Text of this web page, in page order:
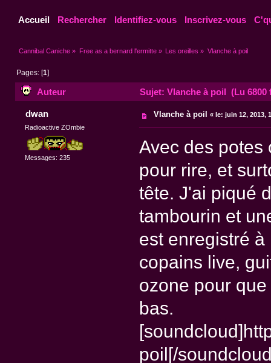
Accueil Rechercher Identifiez-vous Inscrivez-vous
Cannibal Caniche » Free as a bernard l'ermitte» Les oreilles » Vlanche à poil
Pages: [1]
Auteur Sujet: Vlanche à poil (Lu 6800
dwan
Radioactive ZOmbie
Messages: 235
Vlanche à poil «le: juin 12, 2013,
Avec des potes
pour rire, et
tête. J'ai piqué
tambourin et
est enregistré
copains live,
ozone pour
bas.
poil[/